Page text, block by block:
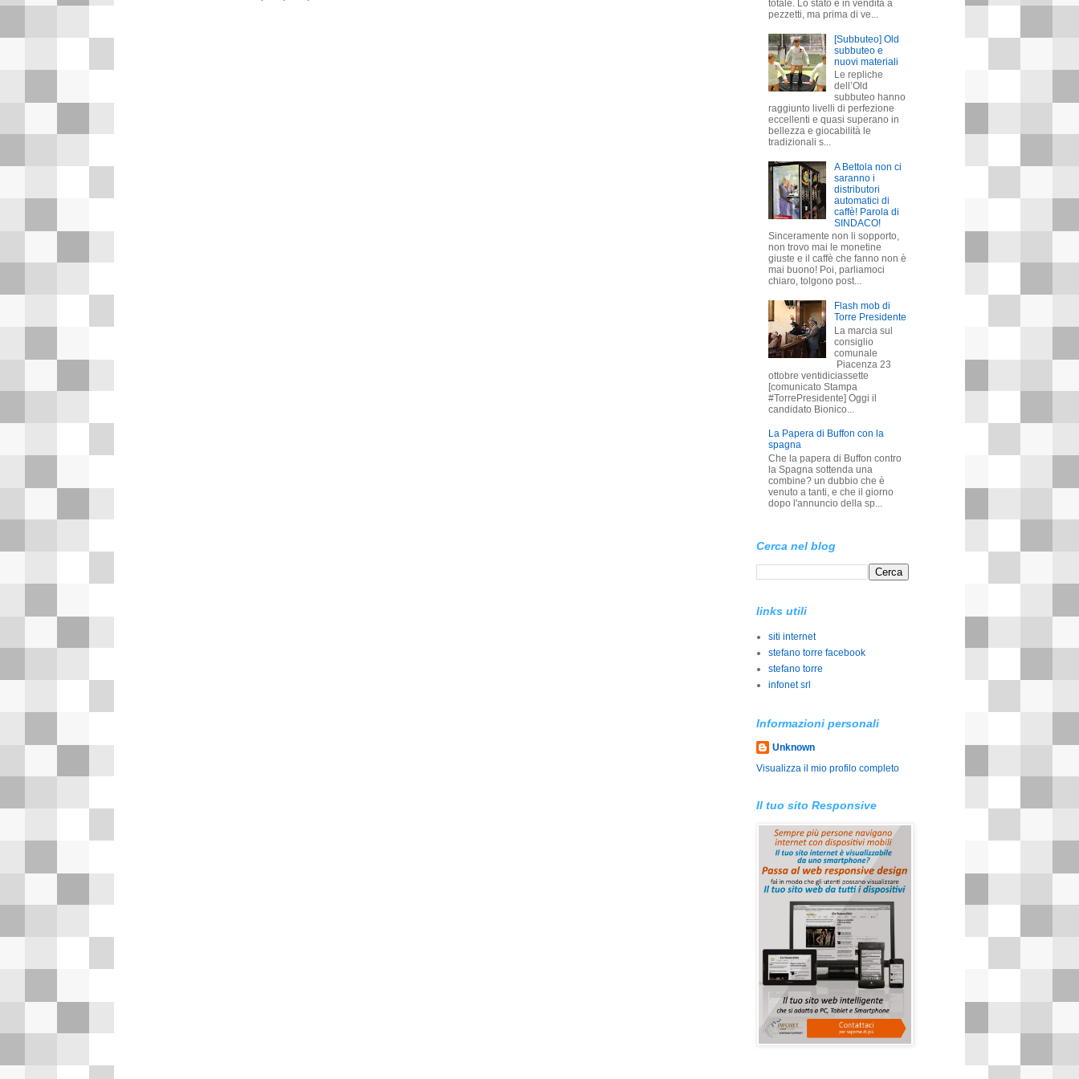
totale. Lo stato è in vendita a
pezzetti, ma prima di ve...
[Subbuteo] Old
subbuteo e
nuovi materiali
Le repliche
dell’Old
subbuteo hanno
raggiunto livelli di perfezione
eccellenti e quasi superano in
bellezza e giocabilità le
tradizionali s...
A Bettola non ci
saranno i
distributori
automatici di
caffè! Parola di
SINDACO!
Sinceramente non li sopporto,
non trovo mai le monetine
giuste e il caffè che fanno non è
mai buono! Poi, parliamoci
chiaro, tolgono post...
Flash mob di
Torre Presidente
La marcia sul
consiglio
comunale
Piacenza 23
ottobre ventidiciassette
[comunicato Stampa
#TorrePresidente] Oggi il
candidato Bionico...
La Papera di Buffon con la
spagna
Che la papera di Buffon contro
la Spagna sottenda una
combine? un dubbio che è
venuto a tanti, e che il giorno
dopo l'annuncio della sp...
Cerca nel blog
links utili
siti internet
stefano torre facebook
stefano torre
infonet srl
Informazioni personali
Unknown
Visualizza il mio profilo completo
Il tuo sito Responsive